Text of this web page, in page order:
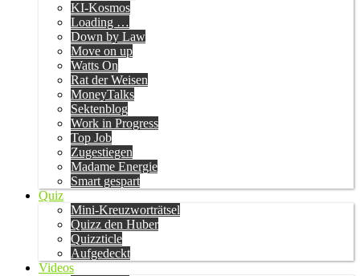
KI-Kosmos
Loading …
Down by Law
Move on up
Watts On
Rat der Weisen
MoneyTalks
Sektenblog
Work in Progress
Top Job
Zugestiegen
Madame Energie
Smart gespart
Quiz
Mini-Kreuzworträtsel
Quizz den Huber
Quizzticle
Aufgedeckt
Videos